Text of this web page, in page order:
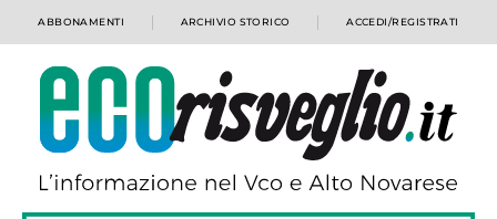
ABBONAMENTI ARCHIVIO STORICO ACCEDI/REGISTRATI